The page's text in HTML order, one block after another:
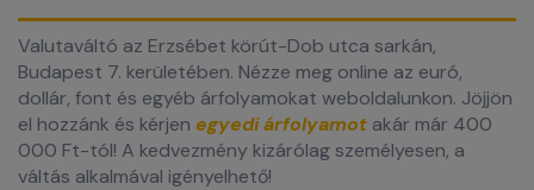
Valutaváltó az Erzsébet körút-Dob utca sarkán,
Budapest 7. kerületében. Nézze meg online az euró,
dollár, font és egyéb árfolyamokat weboldalunkon. Jöjjön
el hozzánk és kérjen egyedi árfolyamot akár már 400
000 Ft-tól! A kedvezmény kizárólag személyesen, a
váltás alkalmával igényelhető!